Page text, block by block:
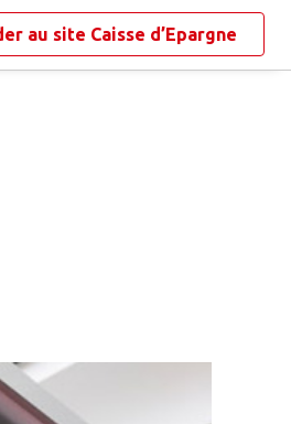
au site Caisse d’Epargne